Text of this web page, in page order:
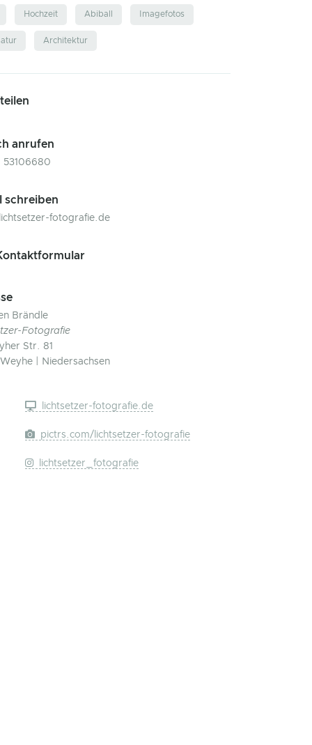
Hochzeit Abiball Imagefotos
Architektur
anrufen
53106680
schreiben
fotografie.de
Brändle
Fotografie
Str. 81
| Niedersachsen
lichtsetzer-fotografie.de
pictrs.com/lichtsetzer-fotografie
lichtsetzer_fotografie